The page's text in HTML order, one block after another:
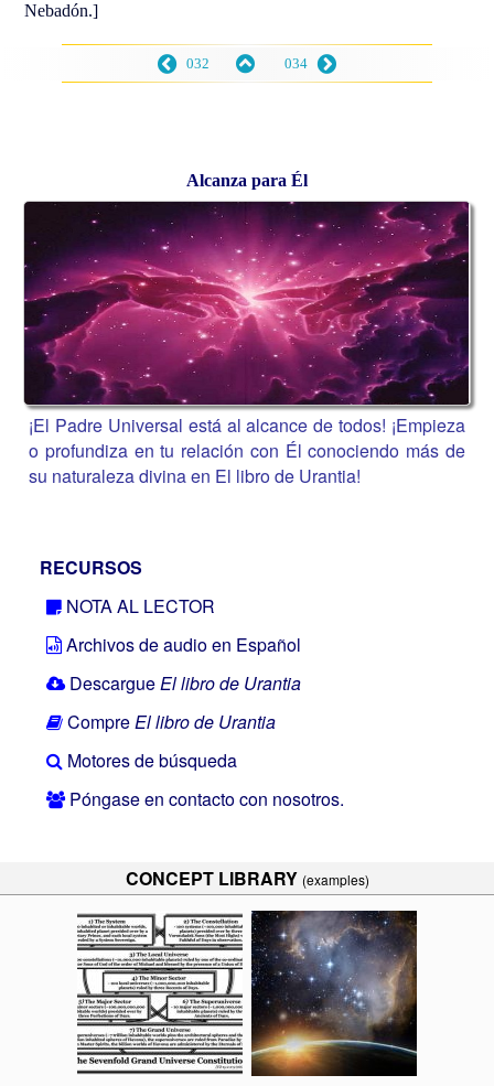
Nebadón.]
032 034
Alcanza para Él
¡El Padre Universal está al alcance de todos! ¡Empieza
o profundiza en tu relación con Él conociendo más de
su naturaleza divina en El libro de Urantia!
RECURSOS
NOTA AL LECTOR
Archivos de audio en Español
DescargueEl libro de Urantia
CompreEl libro de Urantia
Motores de búsqueda
Póngase en contacto con nosotros.
CONCEPT LIBRARY (examples)